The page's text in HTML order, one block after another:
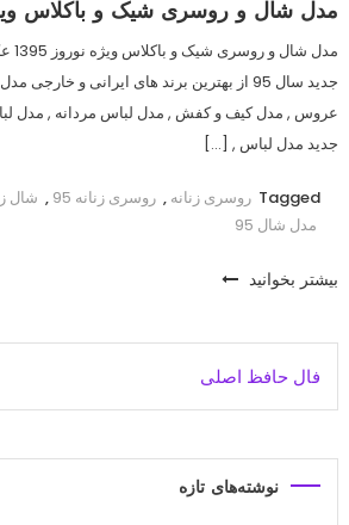
مدل شال و روسری شیک و باکلاس ویژه
جدید سال 95 از بهترین برند های ایرانی و
عروس , مدل کیف و کفش , مدل لباس مردانه , مدل
جدید مدل لباس , […]
Tagged روسری زنانه , روسری زنانه 95 , شال
مدل شال 95
بیشتر بخوانید
فال حافظ اصلی
نوشته‌های تازه